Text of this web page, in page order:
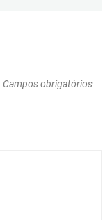
Campos obrigatórios